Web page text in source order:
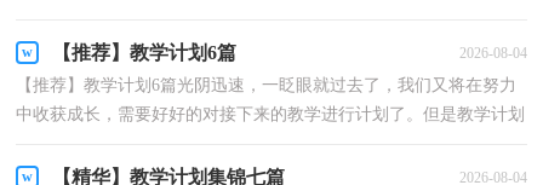
【推荐】教学计划6篇 2026-08-04
【推荐】教学计划6篇光阴迅速，一眨眼就过去了，我们又将在努力
中收获成长，需要好好的对接下来的教学进行计划了。但是教学计划
【精华】教学计划集锦七篇 2026-08-04